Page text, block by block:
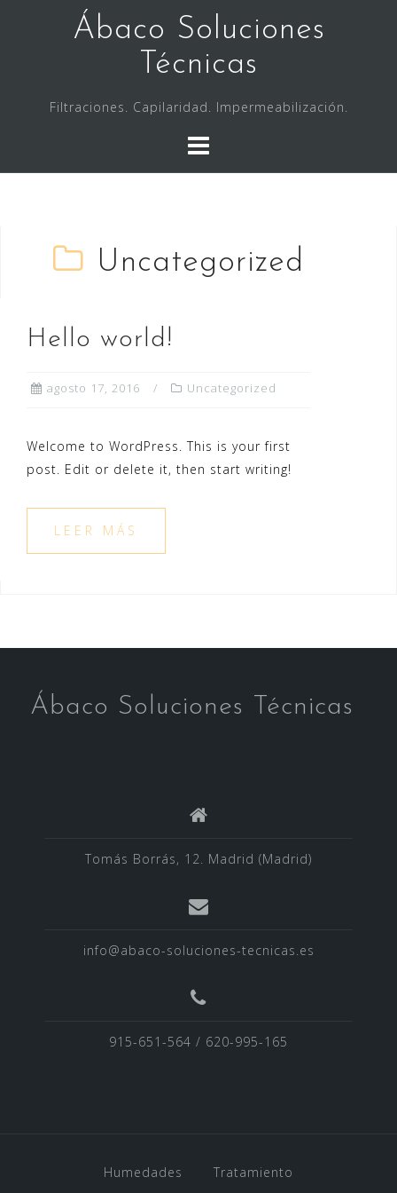
Ábaco Soluciones
Técnicas
Filtraciones. Capilaridad. Impermeabilización.
Uncategorized
Hello world!
agosto 17, 2016 Uncategorized
Welcome to WordPress. This is your first
post. Edit or delete it, then start writing!
LEER MÁS
Ábaco Soluciones Técnicas
Tomás Borrás, 12. Madrid (Madrid)
info@abaco-soluciones-tecnicas.es
915-651-564 / 620-995-165
Humedades Tratamiento